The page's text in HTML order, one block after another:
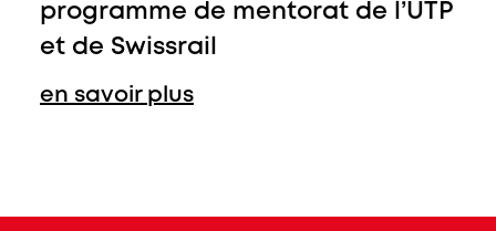
programme de mentorat de l’UTP
et de Swissrail
en savoir plus